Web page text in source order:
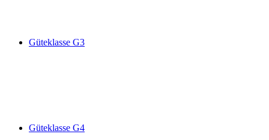
Güteklasse G3
Güteklasse G4